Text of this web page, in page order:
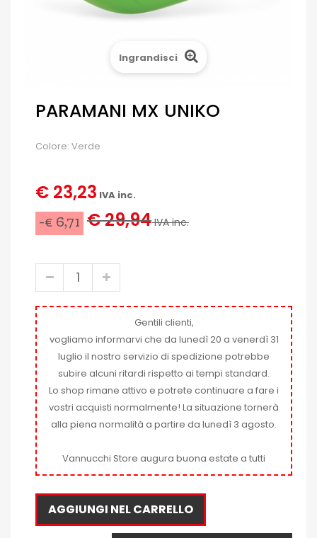
Ingrandisci
PARAMANI MX UNIKO
Colore: Verde
€ 23,23 IVA inc.
-€ 6,71 € 29,94IVA inc.
Gentili clienti,
vogliamo informarvi che da lunedì 20 a venerdì 31
luglio il nostro servizio di spedizione potrebbe
subire alcuni ritardi rispetto ai tempi standard.
Lo shop rimane attivo e potrete continuare a fare i
vostri acquisti normalmente! La situazione tornerà
alla piena normalità a partire da lunedì 3 agosto.
Vannucchi Store augura buona estate a tutti
AGGIUNGI NEL CARRELLO